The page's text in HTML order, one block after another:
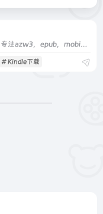
全网更新最及时的出版类电子书下载站，专注azw3，epub，mobi格式电子书下站,七秒图书下载站,epub下载,mobi下载,azw3电子书下载,Kindle下载,免费电子书,兑换优惠码,东野圭吾,三体,百年孤独,村上春树,Python,金庸,漫画,平凡的世界,大明风华,万物有灵,庆余年
# Kindle下载